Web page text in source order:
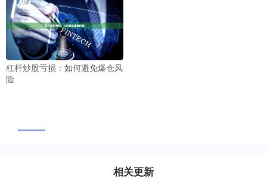
杠杆炒股亏损：如何避免爆仓风
险
相关更新